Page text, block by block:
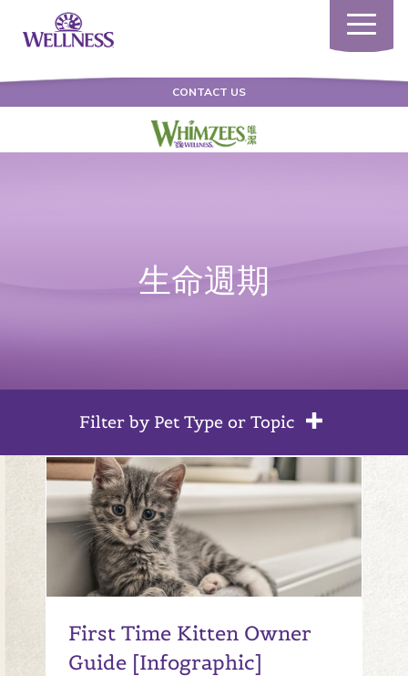
Toggle
CONTACT US
生命週期
Filter by Pet Type or Topic
First Time Kitten Owner
Guide [Infographic]